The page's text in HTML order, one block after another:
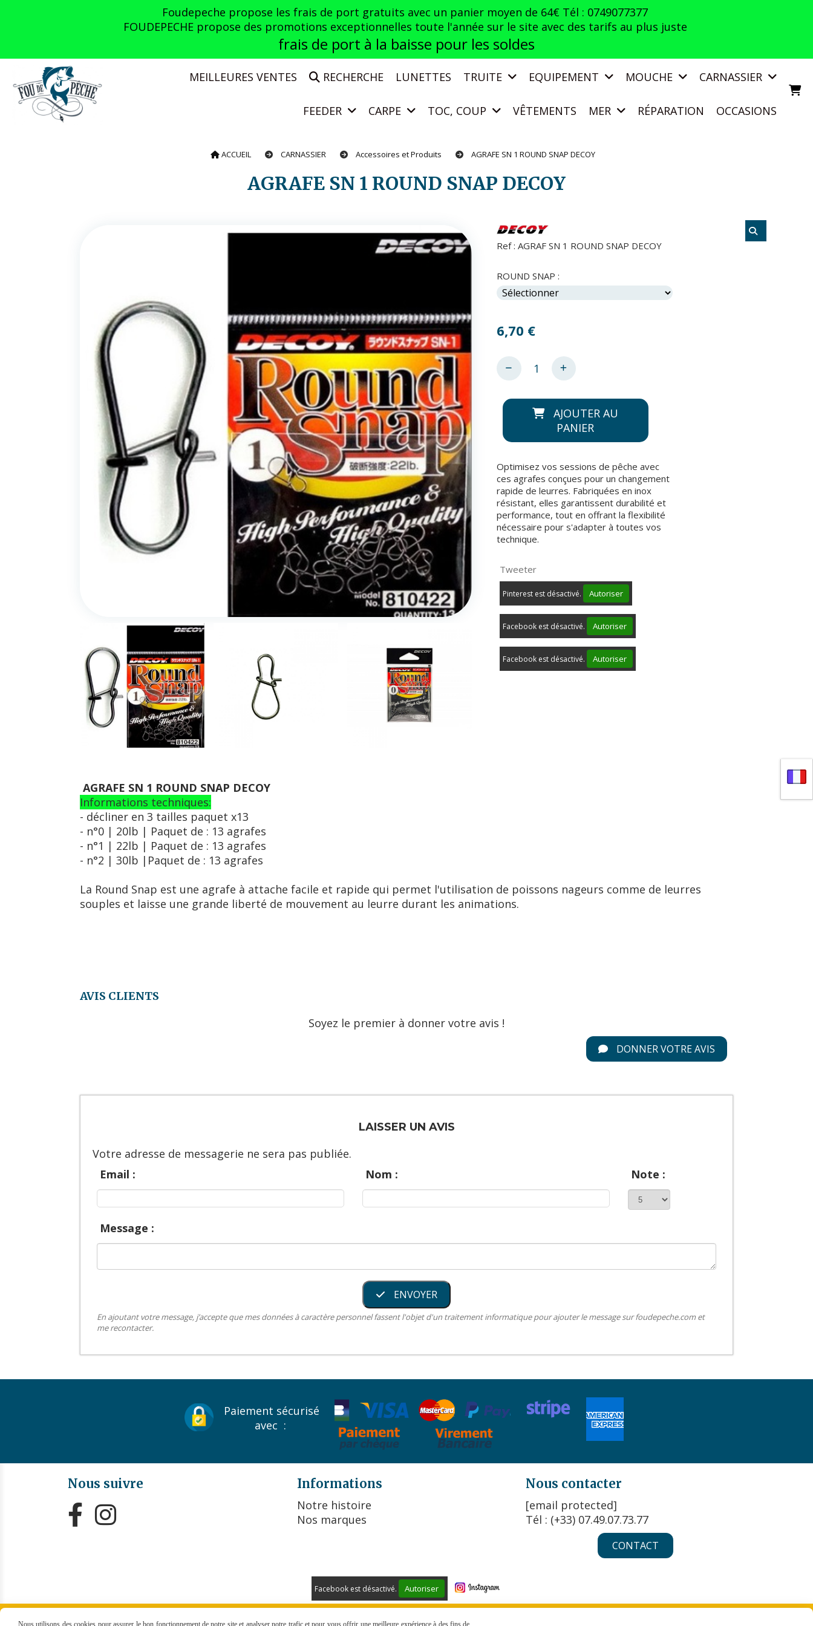
Foudepeche propose les frais de port gratuits avec un panier moyen de 64€ Tél : 0749077377
FOUDEPECHE propose des promotions exceptionnelles toute l'année sur le site avec des tarifs au plus juste
frais de port à la baisse pour les soldes
MEILLEURES VENTES RECHERCHE LUNETTES TRUITE EQUIPEMENT MOUCHE CARNASSIER
FEEDER CARPE TOC, COUP VÊTEMENTS MER RÉPARATION OCCASIONS
ACCUEIL CARNASSIER Accessoires et Produits AGRAFE SN 1 ROUND SNAP DECOY
AGRAFE SN 1 ROUND SNAP DECOY
Ref : AGRAF SN 1 ROUND SNAP DECOY
ROUND SNAP :
6,70 €
AJOUTER AU
PANIER
Optimisez vos sessions de pêche avec
ces agrafes conçues pour un changement
rapide de leurres. Fabriquées en inox
résistant, elles garantissent durabilité et
performance, tout en offrant la flexibilité
nécessaire pour s'adapter à toutes vos
technique.
Tweeter
Pinterest est désactivé. Autoriser
Facebook est désactivé. Autoriser
Facebook est désactivé. Autoriser
AGRAFE SN 1 ROUND SNAP DECOY
Informations techniques:
- décliner en 3 tailles paquet x13
- n°0 | 20lb | Paquet de : 13 agrafes
- n°1 | 22lb | Paquet de : 13 agrafes
- n°2 | 30lb |Paquet de : 13 agrafes
La Round Snap est une agrafe à attache facile et rapide qui permet l'utilisation de poissons nageurs comme de leurres
souples et laisse une grande liberté de mouvement au leurre durant les animations.
AVIS CLIENTS
Soyez le premier à donner votre avis !
DONNER VOTRE AVIS
LAISSER UN AVIS
Votre adresse de messagerie ne sera pas publiée.
Email :
Nom : Note :
Message :
ENVOYER
En ajoutant votre message, j’accepte que mes données à caractère personnel fassent l'objet d'un traitement informatique pour ajouter le message sur foudepeche.com et
me recontacter.
Paiement sécurisé
avec :
Nous suivre
 
Informations
Notre histoire
Nos marques
Nous contacter
[email protected]
Tél : (+33) 07.49.07.73.77
CONTACT
Facebook est désactivé. Autoriser
Nous utilisons des cookies pour assurer le bon fonctionnement de notre site et analyser notre trafic et pour vous offrir une meilleure expérience à des fins de